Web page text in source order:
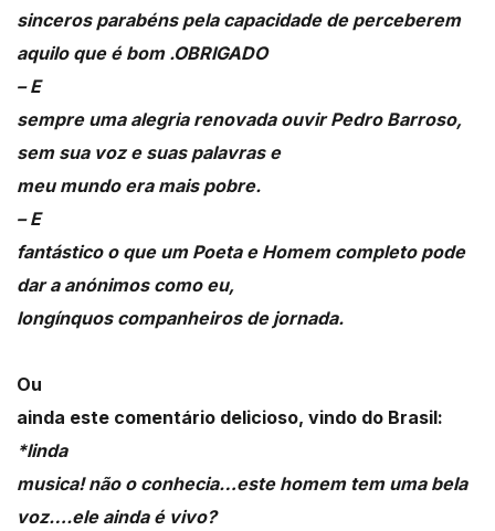
sinceros parabéns pela capacidade de perceberem
aquilo que é bom .OBRIGADO
– E
sempre uma alegria renovada ouvir Pedro Barroso,
sem sua voz e suas palavras e
meu mundo era mais pobre.
– E
fantástico o que um Poeta e Homem completo pode
dar a anónimos como eu,
longínquos companheiros de jornada.
Ou
ainda este comentário delicioso, vindo do Brasil:
*linda
musica! não o conhecia…este homem tem uma bela
voz….ele ainda é vivo?